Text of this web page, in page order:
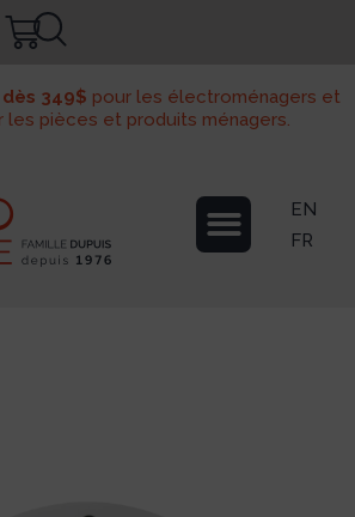
349$ pour les électroménagers et
les pièces et produits ménagers.
EN
FR